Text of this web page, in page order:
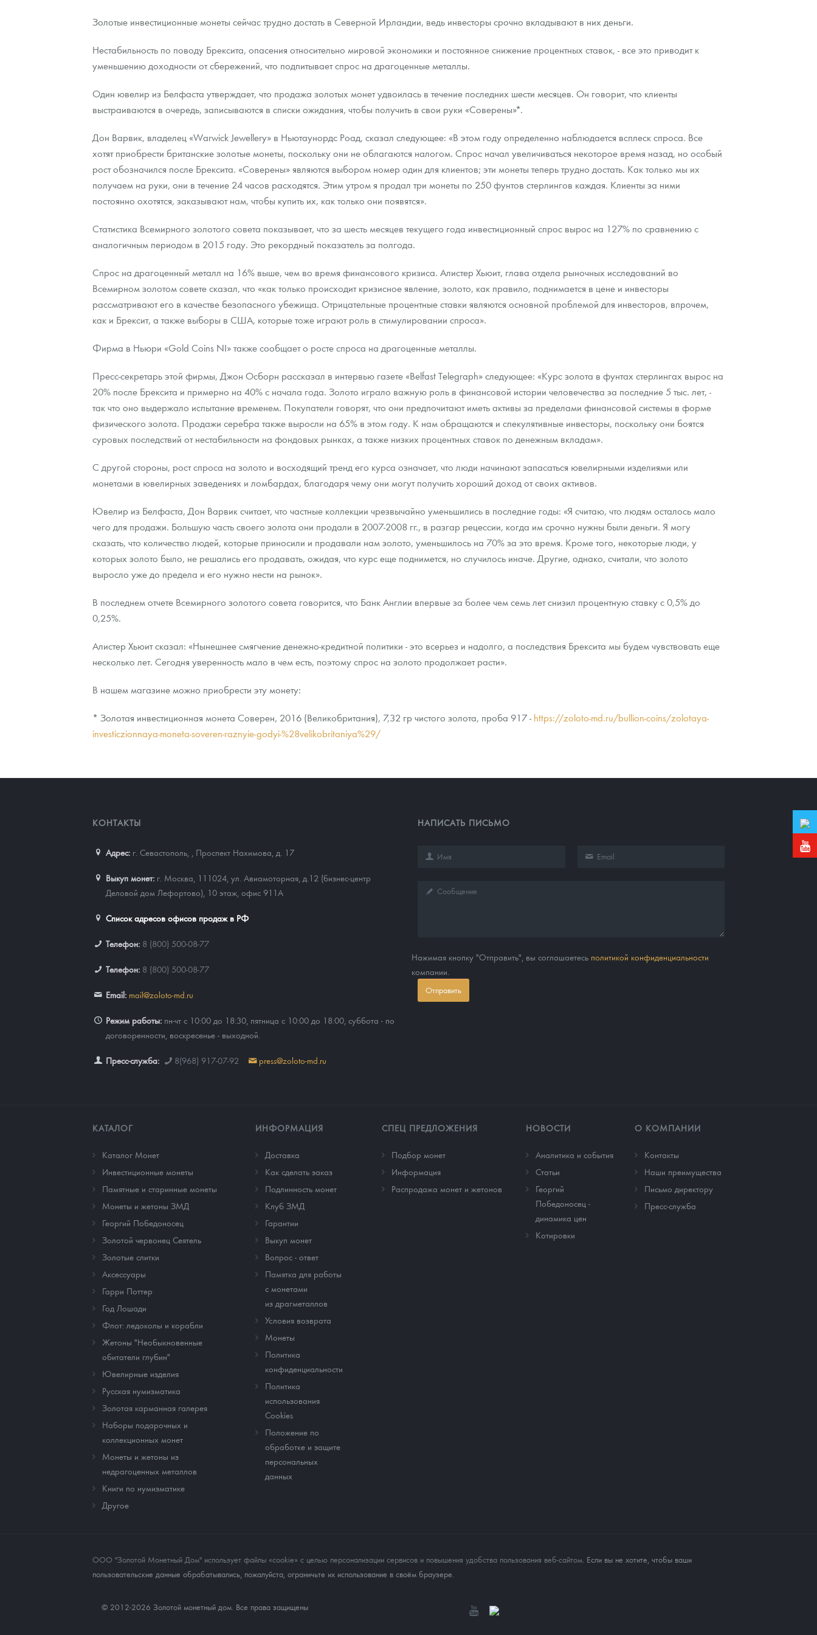
Золотой червонец Сеятель
Золотые слитки
Гарри Поттер
Год Лошади
Флот: ледоколы и корабли
Жетоны "Необыкновенные обитатели глубин"
Золотая карманная галерея
Наборы подарочных и коллекционных монет
Монеты и жетоны из недрагоценных металлов
Книги по нумизматике
Выкуп монет
Выкуп серебряных монет
Вопрос - ответ
Условия возврата
Монеты
Политика конфиденциальности
Политика использования Cookies
Распродажа монет и жетонов
Итоги 2025 года. Прогноз курсов золота, серебра, платины на 2026 год
Cтатьи
Георгий Победоносец - динамика цен
Курс золота и серебра
Лом выкуп
Контакты
О нас
Письмо директору
Пресс-служба
Золотые инвестиционные монеты сейчас трудно достать в Северной Ирландии, ведь инвесторы срочно вкладывают в них деньги.
Нестабильность по поводу Брексита, опасения относительно мировой экономики и постоянное снижение процентных ставок, - все это приводит к
уменьшению доходности от сбережений, что подпитывает спрос на драгоценные металлы.
Один ювелир из Белфаста утверждает, что продажа золотых монет удвоилась в течение последних шести месяцев. Он говорит, что клиенты
выстраиваются в очередь, записываются в списки ожидания, чтобы получить в свои руки «Соверены»*.
Дон Варвик, владелец «Warwick Jewellery» в Ньютаунордс Роад, сказал следующее: «В этом году определенно наблюдается всплеск спроса. Все
хотят приобрести британские золотые монеты, поскольку они не облагаются налогом. Спрос начал увеличиваться некоторое время назад, но особый
рост обозначился после Брексита. «Соверены» являются выбором номер один для клиентов; эти монеты теперь трудно достать. Как только мы их
получаем на руки, они в течение 24 часов расходятся. Этим утром я продал три монеты по 250 фунтов стерлингов каждая. Клиенты за ними
постоянно охотятся, заказывают нам, чтобы купить их, как только они появятся».
Статистика Всемирного золотого совета показывает, что за шесть месяцев текущего года инвестиционный спрос вырос на 127% по сравнению с
аналогичным периодом в 2015 году. Это рекордный показатель за полгода.
Спрос на драгоценный металл на 16% выше, чем во время финансового кризиса. Алистер Хьюит, глава отдела рыночных исследований во
Всемирном золотом совете сказал, что «как только происходит кризисное явление, золото, как правило, поднимается в цене и инвесторы
рассматривают его в качестве безопасного убежища. Отрицательные процентные ставки являются основной проблемой для инвесторов, впрочем,
как и Брексит, а также выборы в США, которые тоже играют роль в стимулировании спроса».
Фирма в Ньюри «Gold Coins NI» также сообщает о росте спроса на драгоценные металлы.
Пресс-секретарь этой фирмы, Джон Осборн рассказал в интервью газете «Belfast Telegraph» следующее: «Курс золота в фунтах стерлингах вырос на
20% после Брексита и примерно на 40% с начала года. Золото играло важную роль в финансовой истории человечества за последние 5 тыс. лет, -
так что оно выдержало испытание временем. Покупатели говорят, что они предпочитают иметь активы за пределами финансовой системы в форме
физического золота. Продажи серебра также выросли на 65% в этом году. К нам обращаются и спекулятивные инвесторы, поскольку они боятся
суровых последствий от нестабильности на фондовых рынках, а также низких процентных ставок по денежным вкладам».
С другой стороны, рост спроса на золото и восходящий тренд его курса означает, что люди начинают запасаться ювелирными изделиями или
монетами в ювелирных заведениях и ломбардах, благодаря чему они могут получить хороший доход от своих активов.
Ювелир из Белфаста, Дон Варвик считает, что частные коллекции чрезвычайно уменьшились в последние годы: «Я считаю, что людям осталось мало
чего для продажи. Большую часть своего золота они продали в 2007-2008 гг., в разгар рецессии, когда им срочно нужны были деньги. Я могу
сказать, что количество людей, которые приносили и продавали нам золото, уменьшилось на 70% за это время. Кроме того, некоторые люди, у
которых золото было, не решались его продавать, ожидая, что курс еще поднимется, но случилось иначе. Другие, однако, считали, что золото
выросло уже до предела и его нужно нести на рынок».
В последнем отчете Всемирного золотого совета говорится, что Банк Англии впервые за более чем семь лет снизил процентную ставку с 0,5% до
0,25%.
Алистер Хьюит сказал: «Нынешнее смягчение денежно-кредитной политики - это всерьез и надолго, а последствия Брексита мы будем чувствовать еще
несколько лет. Сегодня уверенность мало в чем есть, поэтому спрос на золото продолжает расти».
В нашем магазине можно приобрести эту монету:
* Золотая инвестиционная монета Соверен, 2016 (Великобритания), 7,32 гр чистого золота, проба 917 - https://zoloto-md.ru/bullion-coins/zolotaya-
investiczionnaya-moneta-soveren-raznyie-godyi-%28velikobritaniya%29/
КОНТАКТЫ
Адрес: г. Севастополь, Проспект Нахимова, д. 17
Выкуп монет: г. Москва, 111024, ул. Авиамоторная, д.12 (бизнес-центр
Деловой дом Лефортово), 10 этаж, офис 911А
Список адресов офисов продаж в РФ
Телефон: 8 (800) 500-08-77
Телефон: 8 (800) 500-08-77
Email: mail@zoloto-md.ru
Режим работы: пн-чт с 10:00 до 18:30, пятница с 10:00 до 18:00, суббота - по
договоренности, воскресенье - выходной.
Пресс-служба: 8(968) 917-07-92 press@zoloto-md.ru
НАПИСАТЬ ПИСЬМО
Нажимая кнопку "Отправить", вы соглашаетесь политикой конфиденциальности
компании.
Отправить
КАТАЛОГ
Каталог Монет
Инвестиционные монеты
Памятные и старинные монеты
Монеты и жетоны ЗМД
Георгий Победоносец
Золотой червонец Сеятель
Золотые слитки
Аксессуары
Гарри Поттер
Год Лошади
Флот: ледоколы и корабли
Жетоны "Необыкновенные
обитатели глубин"
Ювелирные изделия
Русская нумизматика
Золотая карманная галерея
Наборы подарочных и
коллекционных монет
Монеты и жетоны из
недрагоценных металлов
Книги по нумизматике
Другое
ИНФОРМАЦИЯ
Доставка
Как сделать заказ
Подлинность монет
Клуб ЗМД
Гарантии
Выкуп монет
Вопрос - ответ
Памятка для работы
с монетами
из драгметаллов
Условия возврата
Монеты
Политика
конфиденциальности
Политика
использования
Cookies
Положение по
обработке и защите
персональных
данных
СПЕЦ ПРЕДЛОЖЕНИЯ
Подбор монет
Информация
Распродажа монет и жетонов
НОВОСТИ
Аналитика и события
Cтатьи
Георгий
Победоносец -
динамика цен
Котировки
О КОМПАНИИ
Контакты
Наши преимущества
Письмо директору
Пресс-служба
ООО "Золотой Монетный Дом" использует файлы «cookie» с целью персонализации сервисов и повышения удобства пользования веб-сайтом . Если вы не хотите, чтобы ваши
пользовательские данные обрабатывались, пожалуйста, ограничьте их использование в своём браузере.
© 2012-2026 Золотой монетный дом. Все права защищены